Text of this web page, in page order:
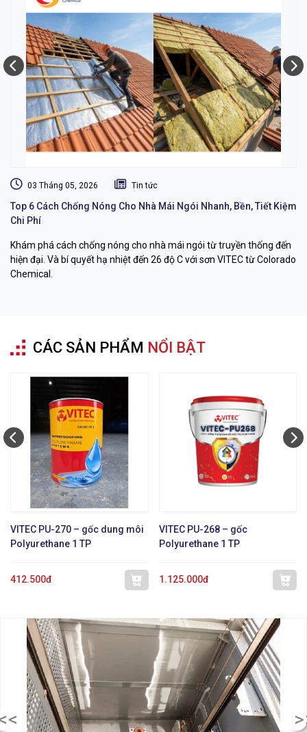
03 Tháng 05, 2026 Tin tức
Top 6 Cách Chống Nóng Cho Nhà Mái Ngói Nhanh, Bền, Tiết Kiệm
Chi Phí
Khám phá cách chống nóng cho nhà mái ngói từ truyền thống đến
hiện đại. Và bí quyết hạ nhiệt đến 26 độ C với sơn VITEC từ Colorado
Chemical.
CÁC SẢN PHẨM NỔI BẬT
VITEC PU-270 – gốc dung môi
Polyurethane 1 TP
412.500đ
VITEC PU-268 – gốc
Polyurethane 1 TP
1.125.000đ